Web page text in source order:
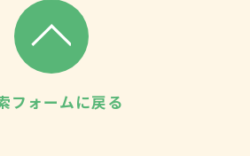
フォームに戻る